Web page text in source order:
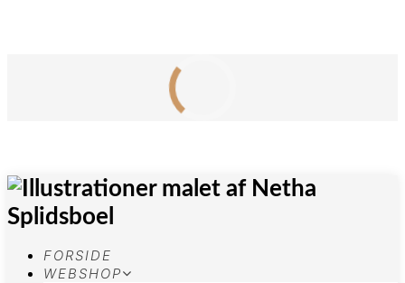
FORSIDE
WEBSHOP